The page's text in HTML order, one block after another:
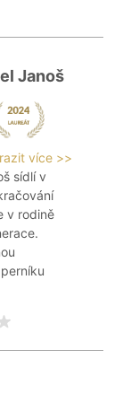
Janoš
více >>
sídlí v
v rodině